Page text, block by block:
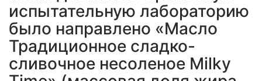
испытательную лабораторию
было направлено «Масло
Традиционное сладко-
сливочное несоленое Milky